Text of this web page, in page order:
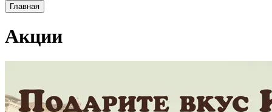
Главная
Акции